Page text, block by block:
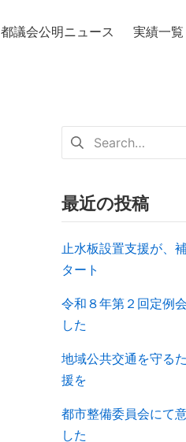
都議会公明ニュース 実績一覧
最近の投稿
止水板設置支援が、
タート
令和８年第２回定例
した
地域公共交通を守る
援を
都市整備委員会にて
した